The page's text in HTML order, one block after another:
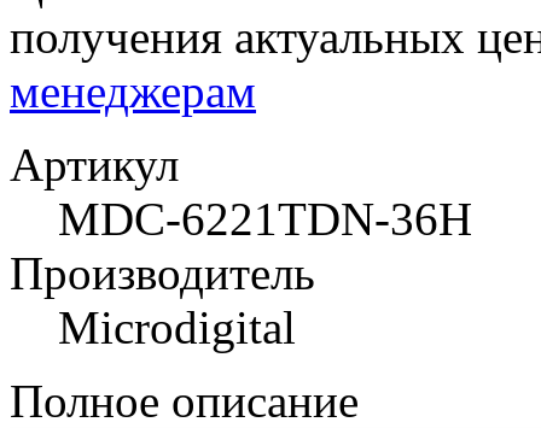
получения актуальных
менеджерам
Артикул
MDC-6221TDN-36Н
Производитель
Microdigital
Полное описание